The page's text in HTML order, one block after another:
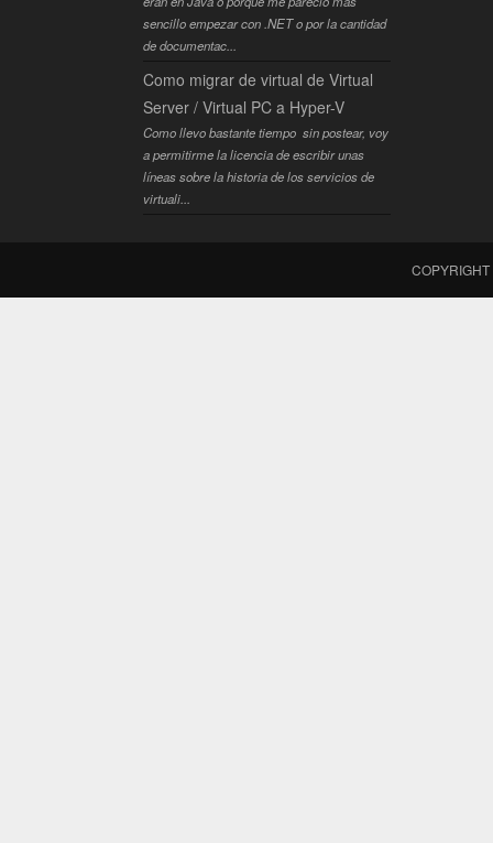
sencillo empezar con .NET o por la cantidad
de documentac...
Como migrar de virtual de Virtual
Server / Virtual PC a Hyper-V
Como llevo bastante tiempo sin postear, voy
a permitirme la licencia de escribir unas
líneas sobre la historia de los servicios de
virtuali...